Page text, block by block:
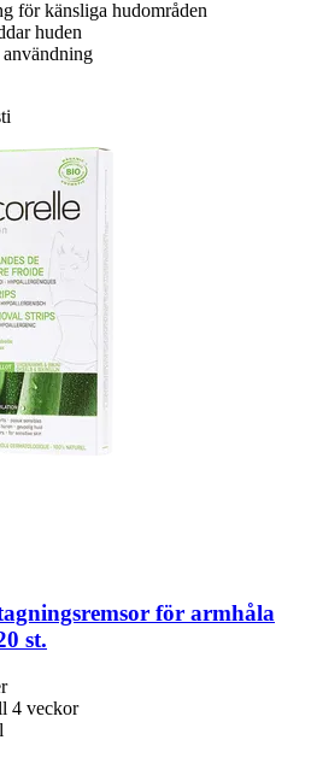
för känsliga hudområden
huden
för armhåla
st.
4 veckor